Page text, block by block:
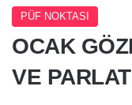
PÜF NOKTASI
OCAK
VE